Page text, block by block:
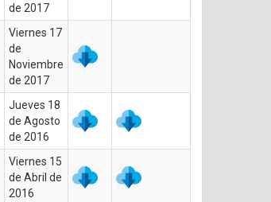
de 2017
Viernes 17
de
Noviembre
de 2017
Jueves 18
de Agosto
de 2016
Viernes 15
de Abril de
2016